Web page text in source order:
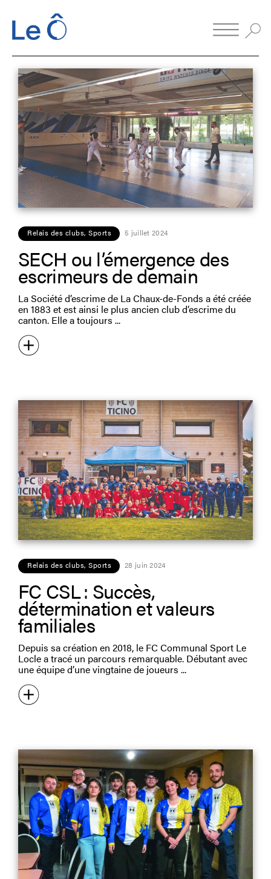
Relais des clubs, Sports 5 juillet 2024
SECH ou l’émergence des
escrimeurs de demain
La Société d’escrime de La Chaux-de-Fonds a été créée
en 1883 et est ainsi le plus ancien club d’escrime du
canton. Elle a toujours
Relais des clubs, Sports 28 juin 2024
FC CSL : Succès,
détermination et valeurs
familiales
Depuis sa création en 2018, le FC Communal Sport Le
Locle a tracé un parcours remarquable. Débutant avec
une équipe d’une vingtaine de joueurs